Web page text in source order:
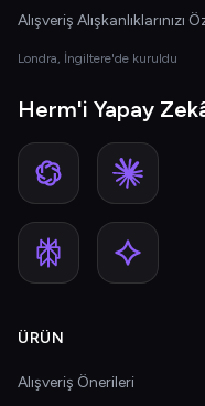
Alışveriş
Londra, İngiltere'de kuruldu
Herm'i Yapay
ÜRÜN
Alışveriş Önerileri